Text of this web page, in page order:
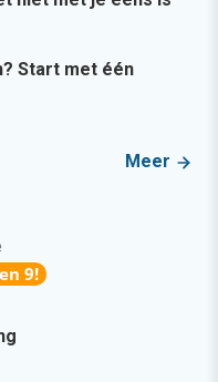
Start met één
Meer
9!